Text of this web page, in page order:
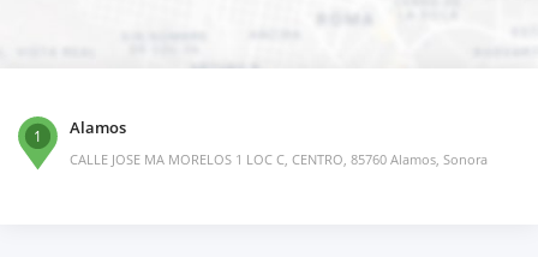
1 Alamos
CALLE JOSE MA MORELOS 1 LOC C, CENTRO, 85760 Alamos, Sonora